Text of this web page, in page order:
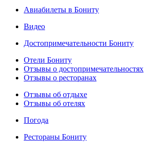
Авиабилеты в Бониту
Видео
Достопримечательности Бониту
Отели Бониту
Отзывы о достопримечательностях
Отзывы о ресторанах
Отзывы об отдыхе
Отзывы об отелях
Погода
Рестораны Бониту